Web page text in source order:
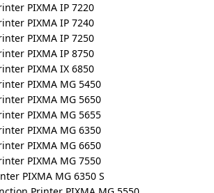
PIXMA IP 7220
PIXMA IP 7240
PIXMA IP 7250
PIXMA IP 8750
PIXMA IX 6850
PIXMA MG 5450
PIXMA MG 5650
PIXMA MG 5655
PIXMA MG 6350
PIXMA MG 6650
PIXMA MG 7550
PIXMA MG 6350 S